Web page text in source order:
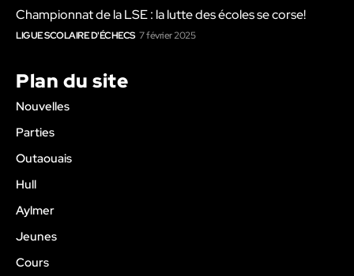
Championnat de la LSE : la lutte des écoles se corse!
LIGUE SCOLAIRE D'ÉCHECS 7 février 2025
Plan du site
Nouvelles
Parties
Outaouais
Hull
Aylmer
Jeunes
Cours